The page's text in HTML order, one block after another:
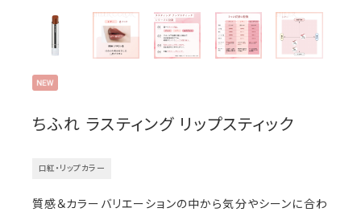
ちふれ ラスティング リップスティック
口紅・リップカラー
質感＆カラーバリエーションの中から気分やシーンに合わ